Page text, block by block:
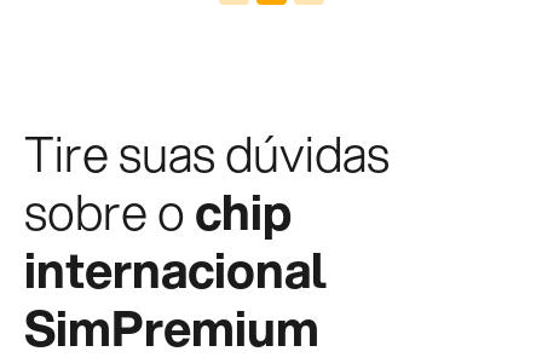
Tire suas dúvidas
sobre ochip
internacional
SimPremium